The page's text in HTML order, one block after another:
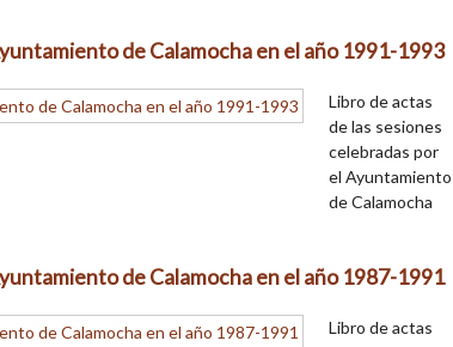
de Calamocha en el año 1991-1993
Libro de actas
de las sesiones
celebradas por
el Ayuntamiento
de Calamocha
de Calamocha en el año 1987-1991
Libro de actas